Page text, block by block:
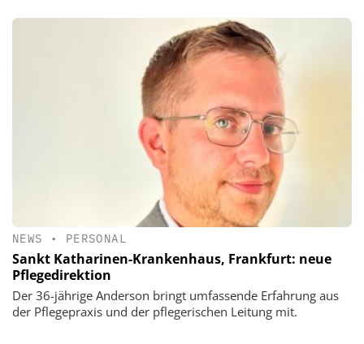
NEWS • PERSONAL
Sankt Katharinen-Krankenhaus, Frankfurt: neue
Pflegedirektion
Der 36-jährige Anderson bringt umfassende Erfahrung aus
der Pflegepraxis und der pflegerischen Leitung mit.